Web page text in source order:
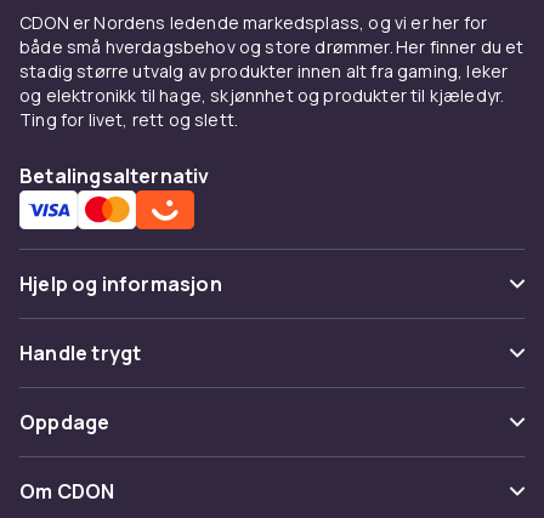
CDON er Nordens ledende markedsplass, og vi er her for
både små hverdagsbehov og store drømmer. Her finner du et
stadig større utvalg av produkter innen alt fra gaming, leker
og elektronikk til hage, skjønnhet og produkter til kjæledyr.
Ting for livet, rett og slett.
Betalingsalternativ
Hjelp og informasjon
Vanlige spørsmål
Spor pakke
Angre & returner her
Kontakt oss
Handle trygt
Betaling
Levering
Oppdage
Kategorier
Om CDON